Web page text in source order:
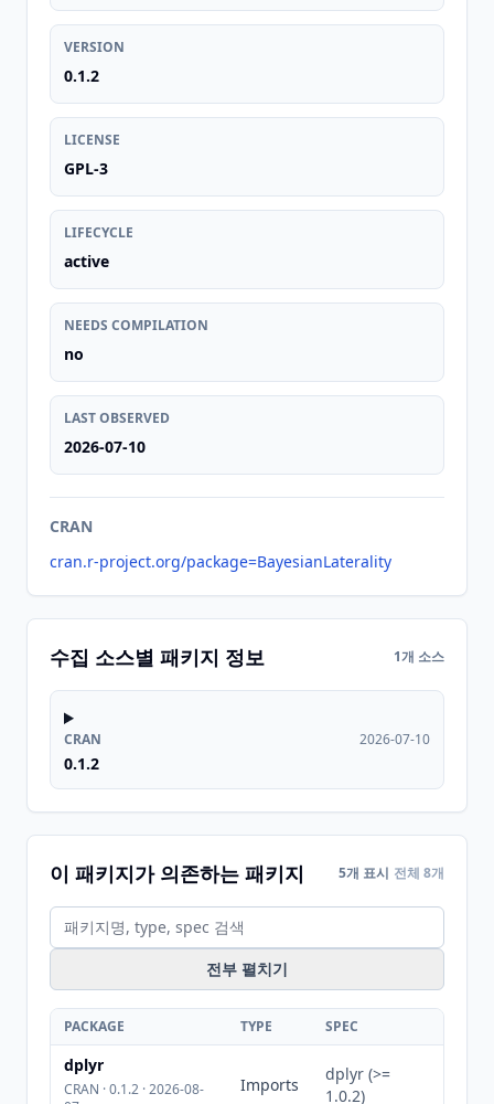
VERSION
0.1.2
LICENSE
GPL-3
LIFECYCLE
active
NEEDS COMPILATION
no
LAST OBSERVED
2026-07-10
CRAN
cran.r-project.org/package=BayesianLaterality
수집 소스별 패키지 정보 1개 소스
CRAN
0.1.2
2026-07-10
이 패키지가 의존하는 패키지 5개 표시 전체 8개
전부 펼치기
PACKAGE TYPE SPEC
dplyr
CRAN · 0.1.2 · 2026-08-
Imports
dplyr (>=
1.0.2)